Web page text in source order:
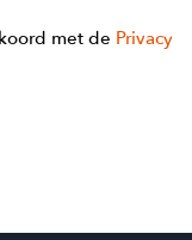
met de Privacy